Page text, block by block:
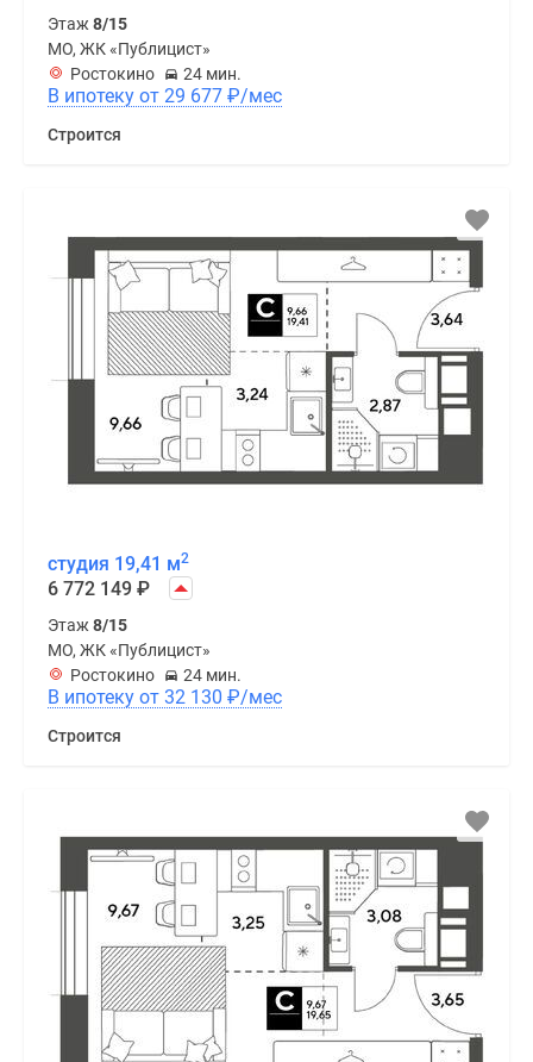
Этаж 8/15
МО, ЖК «Публицист»
Ростокино
24 мин.
В ипотеку от 29 677 ₽/мес
Строится
студия 19,41 м2
6 772 149 ₽
Этаж 8/15
МО, ЖК «Публицист»
Ростокино
24 мин.
В ипотеку от 32 130 ₽/мес
Строится